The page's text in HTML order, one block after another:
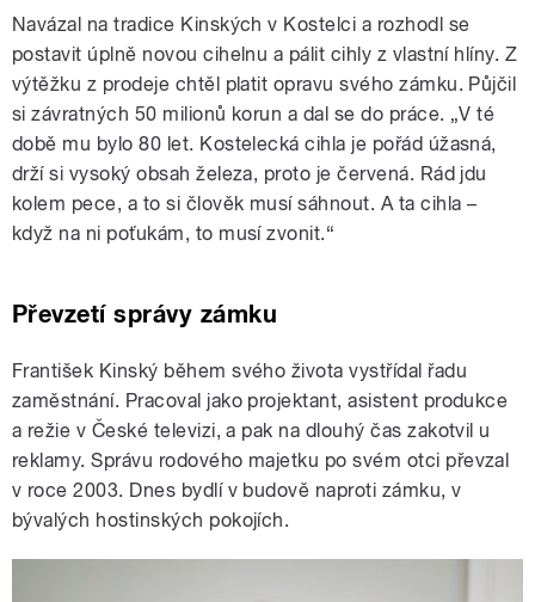
Navázal na tradice Kinských v Kostelci a rozhodl se
postavit úplně novou cihelnu a pálit cihly z vlastní hlíny. Z
výtěžku z prodeje chtěl platit opravu svého zámku. Půjčil
si závratných 50 milionů korun a dal se do práce. „V té
době mu bylo 80 let. Kostelecká cihla je pořád úžasná,
drží si vysoký obsah železa, proto je červená. Rád jdu
kolem pece, a to si člověk musí sáhnout. A ta cihla –
když na ni poťukám, to musí zvonit.“
Převzetí správy zámku
František Kinský během svého života vystřídal řadu
zaměstnání. Pracoval jako projektant, asistent produkce
a režie v České televizi, a pak na dlouhý čas zakotvil u
reklamy. Správu rodového majetku po svém otci převzal
v roce 2003. Dnes bydlí v budově naproti zámku, v
bývalých hostinských pokojích.